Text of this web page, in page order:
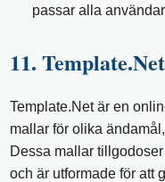
passar alla
11.
Template.Net är en
mallar för olika
Dessa mallar
och är utformade för att